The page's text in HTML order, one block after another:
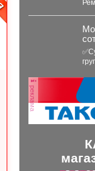
реклама